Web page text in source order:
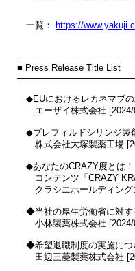
一覧： https://
■ Press Release Title List
◆EUにおけるレカネマブ
エーザイ株式会社 [2024/
◆プレフィルドシリンジ製
株式会社大塚製薬工場
◆あなたのCRAZY度とは！
コンテンツ「CRAZY
クラシエホールディング
◆当社の厚生労働省に対す
小林製薬株式会社 [2024/
◆希望退職制度の実施につ
田辺三菱製薬株式会社